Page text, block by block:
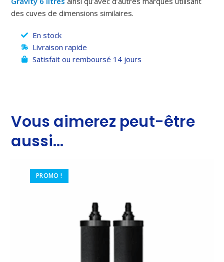
des cuves de dimensions similaires.
En stock
Livraison rapide
Satisfait ou remboursé 14 jours
Vous aimerez peut-être
aussi…
PROMO !